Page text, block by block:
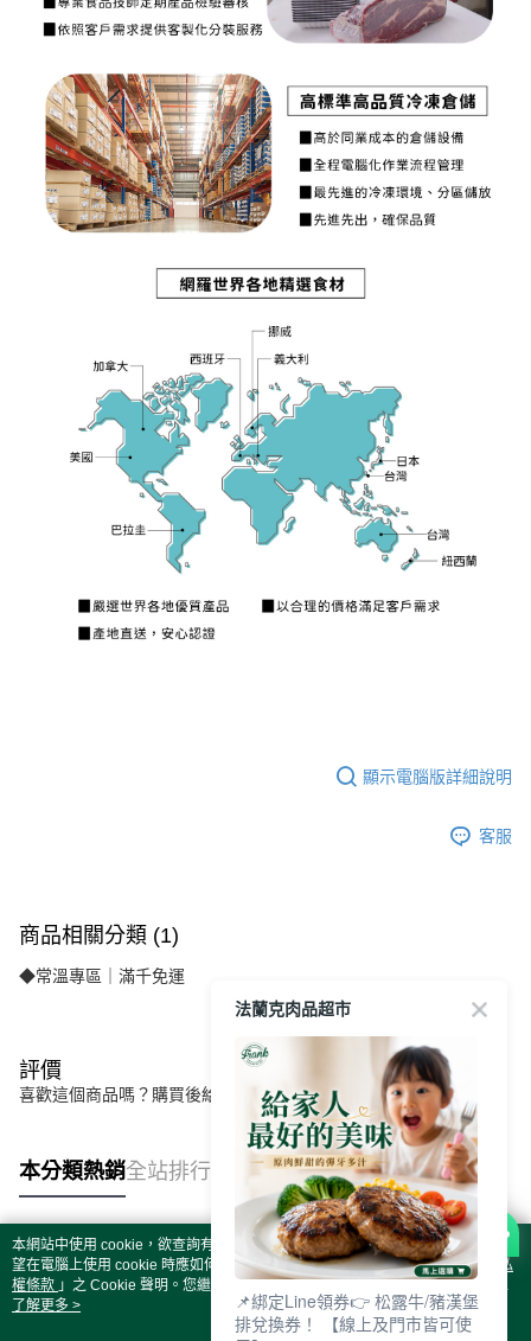
顯示電腦版詳細說明
客服
商品相關分類 (1)
◆常溫專區｜滿千免運
評價
喜歡這個商品嗎？購買後給他一個好評吧
本分類熱銷全站排行
熱門標籤
本網站中使用 cookie，欲查詢有關本網站使用 cookie 方式之詳情，及若您不希
望在電腦上使用 cookie 時應如何變更電腦的 cookie 設定，請參閱本網站「
隱私
權條款 」之 Cookie 聲明。您繼續使用本網站即表示您同意本公司得按本網站使
用條款之 Cookie 聲明使用 cookie。
了解更多 >
法蘭克肉品超市
📌綁定Line領券👉 松露牛/豬漢堡
排兌換券！ 【線上及門市皆可使